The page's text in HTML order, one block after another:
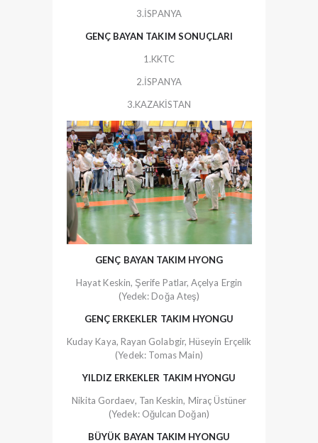
3.İSPANYA
GENÇ BAYAN TAKIM SONUÇLARI
1.KKTC
2.İSPANYA
3.KAZAKİSTAN
GENÇ BAYAN TAKIM HYONG
Hayat Keskin, Şerife Patlar, Açelya Ergin
(Yedek: Doğa Ateş)
GENÇ ERKEKLER TAKIM HYONGU
Kuday Kaya, Rayan Golabgir, Hüseyin Erçelik
(Yedek: Tomas Main)
YILDIZ ERKEKLER TAKIM HYONGU
Nikita Gordaev, Tan Keskin, Miraç Üstüner
(Yedek: Oğulcan Doğan)
BÜYÜK BAYAN TAKIM HYONGU